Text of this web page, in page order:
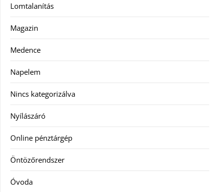
Lomtalanítás
Magazin
Medence
Napelem
Nincs kategorizálva
Nyílászáró
Online pénztárgép
Öntözőrendszer
Óvoda